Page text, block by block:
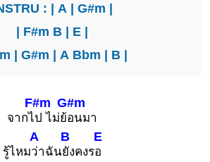
: | A| G#m |
| F#m B | E |
| G#m | A Bbm | B|
จากไ
F#m
ป ไม่ย้
G#m
อนมา
รู้ไหม
A
ว่าฉัน
B
ยังคงร
E
อ